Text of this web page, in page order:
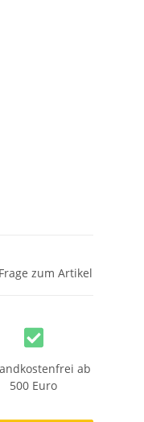
Frage zum Artikel
ab
500 Euro